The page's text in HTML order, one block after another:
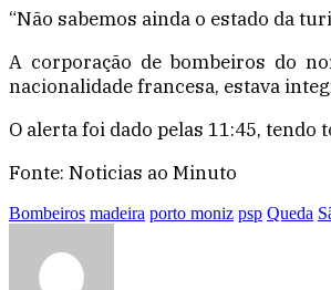
“Não sabemos ainda o estado da
A corporação de bombeiros do
nacionalidade francesa, estava
O alerta foi dado pelas 11:45, tendo
Fonte: Noticias ao Minuto
Bombeiros madeira porto moniz psp Queda